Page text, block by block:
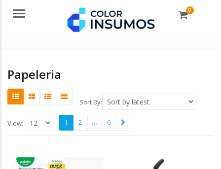
Menu 0
Papeleria
Sort By:
View: 1 2 … 6